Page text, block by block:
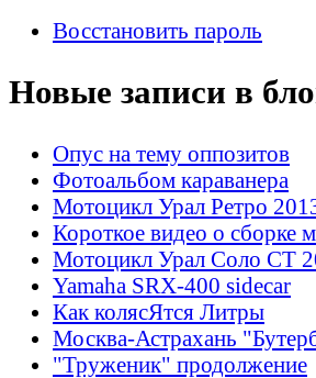
Восстановить пароль
Новые записи в
Опус на тему оппозитов
Фотоальбом караванера
Мотоцикл Урал Ретро
Короткое видео о сборке
Мотоцикл Урал Соло СТ
Yamaha SRX-400 sidecar
Как колясЯтся Литры
Москва-Астрахань
"Труженик" продолжение